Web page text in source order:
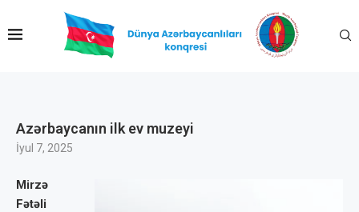
Azərbaycanın ilk ev muzeyi
İyul 7, 2025
Mirzə
Fətəli